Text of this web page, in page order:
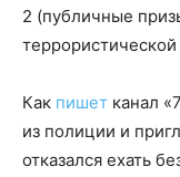
2 (публичные
Как пишет канал
из полиции и
отказался ехать